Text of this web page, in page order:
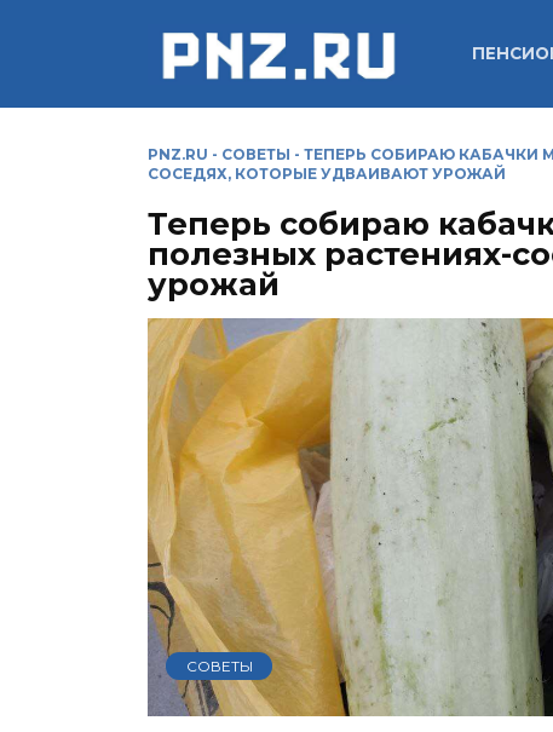
PNZ.RU - СОВЕТЫ - ТЕПЕРЬ СОБИРАЮ КАБАЧКИ
СОСЕДЯХ, КОТОРЫЕ УДВАИВАЮТ УРОЖАЙ
Теперь собираю
полезных растениях-
урожай
СОВЕТЫ